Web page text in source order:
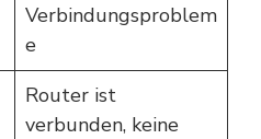
Verbindungsproblem
e
Router ist
verbunden, keine